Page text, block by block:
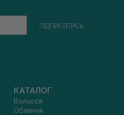
підписатись
КАТАЛОГ
Волосся
Обличчя